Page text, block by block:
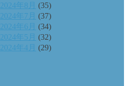
2024年8月 (35)
2024年7月 (37)
2024年6月 (34)
2024年5月 (32)
2024年4月 (29)